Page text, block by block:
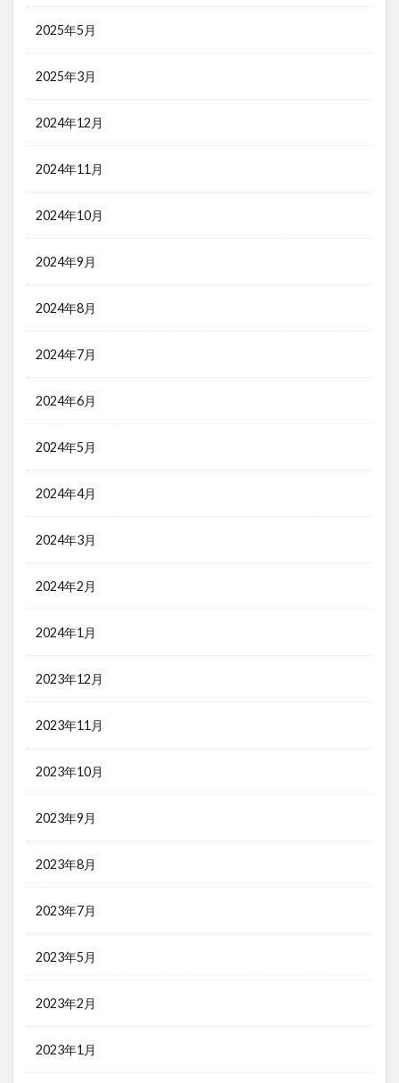
2025年5月
2025年3月
2024年12月
2024年11月
2024年10月
2024年9月
2024年8月
2024年7月
2024年6月
2024年5月
2024年4月
2024年3月
2024年2月
2024年1月
2023年12月
2023年11月
2023年10月
2023年9月
2023年8月
2023年7月
2023年5月
2023年2月
2023年1月